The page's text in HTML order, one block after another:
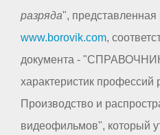
разряда", представленная
www.borovik.com,
документа -
характеристик профессий
Производство и
видеофильмов", который